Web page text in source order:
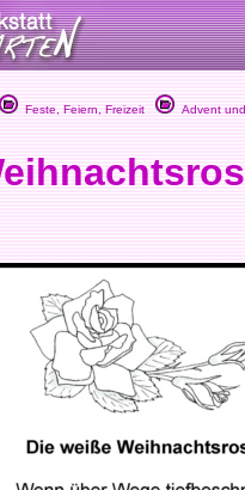
Feste, Feiern, Freizeit Advent und